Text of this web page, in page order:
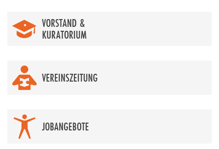
VORSTAND &
KURATORIUM
VEREINSZEITUNG
JOBANGEBOTE